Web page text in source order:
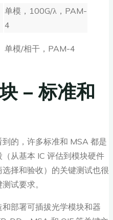
单模，100G/λ，PAM-
4
单模/相干，PAM-4
– 标准和
的，许多标准和 MSA 都是
从基本 IC 评估到模块硬件
择和验收）的关键测试也很
试要求。
部署可插拔光学模块和器